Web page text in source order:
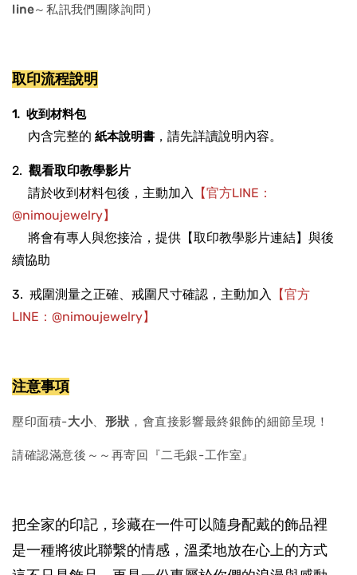
line～私訊我們團隊詢問）
取印流程說明
1. 收到材料包
內含完整的 紙本說明書 ，請先詳讀說明內容。
2. 觀看取印教學影片
請於收到材料包後，主動加入
【官方LINE：
@nimoujewelry】
將會有專人與您接洽，提供【取印教學影片連結】與後
續協助
3. 戒圍測量之正確、戒圍尺寸確認 ，主動加入
【官方
LINE：@nimoujewelry】
注意事項
壓印面積-大小、 形狀 ，會直接影響最終銀飾的細節呈現！
請確認滿意後～～再寄回『二毛銀-工作室』
把全家的印記，珍藏在一件可以隨身配戴的飾品裡
是一種將彼此聯繫的情感，溫柔地放在心上的方式